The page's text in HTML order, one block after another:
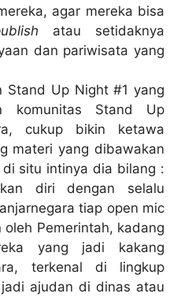
agar mereka bisa
atau setidaknya
dan pariwisata yang
Stand Up Night #1 yang
komunitas Stand Up
cukup bikin ketawa
materi yang dibawakan
di situ intinya dia bilang :
diri dengan selalu
tiap open mic
Pemerintah, kadang
yang jadi kakang
terkenal di lingkup
ajudan di dinas atau